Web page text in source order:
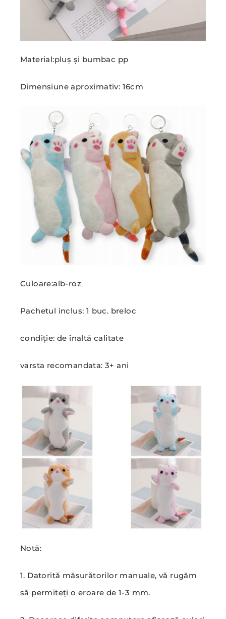
Material:pluș și bumbac pp
Dimensiune aproximativ: 16cm
Culoare:alb-roz
Pachetul inclus: 1 buc. breloc
condiție: de înaltă calitate
varsta recomandata: 3+ ani
Notă:
1. Datorită măsurătorilor manuale, vă rugăm
să permiteți o eroare de 1-3 mm.